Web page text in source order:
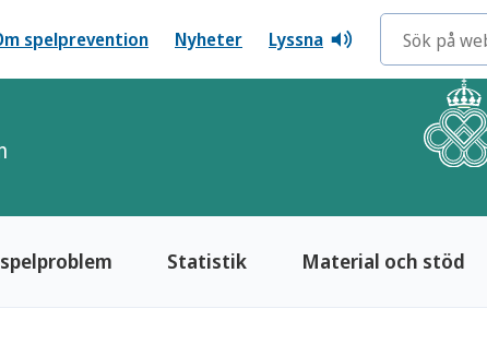
spelprevention Nyheter Lyssna
Statistik Material och stöd